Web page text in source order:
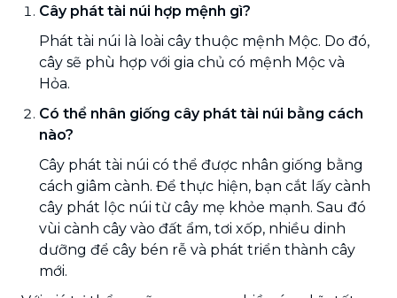
Cây phát tài núi hợp mệnh gì?
Phát tài núi là loài cây thuộc mệnh Mộc. Do đó,
cây sẽ phù hợp với gia chủ có mệnh Mộc và
Hỏa.
Có thể nhân giống cây phát tài núi bằng cách
nào?
Cây phát tài núi có thể được nhân giống bằng
cách giâm cành. Để thực hiện, bạn cắt lấy cành
cây phát lộc núi từ cây mẹ khỏe mạnh. Sau đó
vùi cành cây vào đất ẩm, tơi xốp, nhiều dinh
dưỡng để cây bén rễ và phát triển thành cây
mới.